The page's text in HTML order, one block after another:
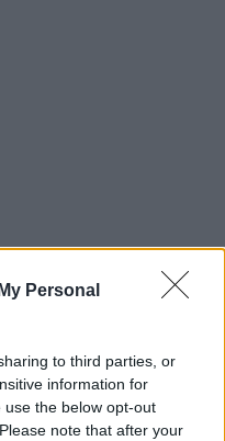
Personal
to third parties, or
information for
the below opt-out
note that after your
των
τις
οι αποστάσεις